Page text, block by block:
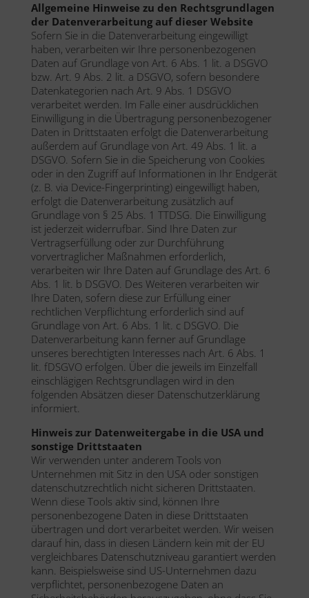
Allgemeine Hinweise zu den Rechtsgrundlagen
der Datenverarbeitung auf dieser Website
Sofern Sie in die Datenverarbeitung eingewilligt
haben, verarbeiten wir Ihre personenbezogenen
Daten auf Grundlage von Art. 6 Abs. 1 lit. a DSGVO
bzw. Art. 9 Abs. 2 lit. a DSGVO, sofern besondere
Datenkategorien nach Art. 9 Abs. 1 DSGVO
verarbeitet werden. Im Falle einer ausdrücklichen
Einwilligung in die Übertragung personenbezogener
Daten in Drittstaaten erfolgt die Datenverarbeitung
außerdem auf Grundlage von Art. 49 Abs. 1 lit. a
DSGVO. Sofern Sie in die Speicherung von Cookies
oder in den Zugriff auf Informationen in Ihr Endgerät
(z. B. via Device-Fingerprinting) eingewilligt haben,
erfolgt die Datenverarbeitung zusätzlich auf
Grundlage von § 25 Abs. 1 TTDSG. Die Einwilligung
ist jederzeit widerrufbar. Sind Ihre Daten zur
Vertragserfüllung oder zur Durchführung
vorvertraglicher Maßnahmen erforderlich,
verarbeiten wir Ihre Daten auf Grundlage des Art. 6
Abs. 1 lit. b DSGVO. Des Weiteren verarbeiten wir
Ihre Daten, sofern diese zur Erfüllung einer
rechtlichen Verpflichtung erforderlich sind auf
Grundlage von Art. 6 Abs. 1 lit. c DSGVO. Die
Datenverarbeitung kann ferner auf Grundlage
unseres berechtigten Interesses nach Art. 6 Abs. 1
lit. fDSGVO erfolgen. Über die jeweils im Einzelfall
einschlägigen Rechtsgrundlagen wird in den
folgenden Absätzen dieser Datenschutzerklärung
informiert.
Hinweis zur Datenweitergabe in die USA und
sonstige Drittstaaten
Wir verwenden unter anderem Tools von
Unternehmen mit Sitz in den USA oder sonstigen
datenschutzrechtlich nicht sicheren Drittstaaten.
Wenn diese Tools aktiv sind, können Ihre
personenbezogene Daten in diese Drittstaaten
übertragen und dort verarbeitet werden. Wir weisen
darauf hin, dass in diesen Ländern kein mit der EU
vergleichbares Datenschutzniveau garantiert werden
kann. Beispielsweise sind US-Unternehmen dazu
verpflichtet, personenbezogene Daten an